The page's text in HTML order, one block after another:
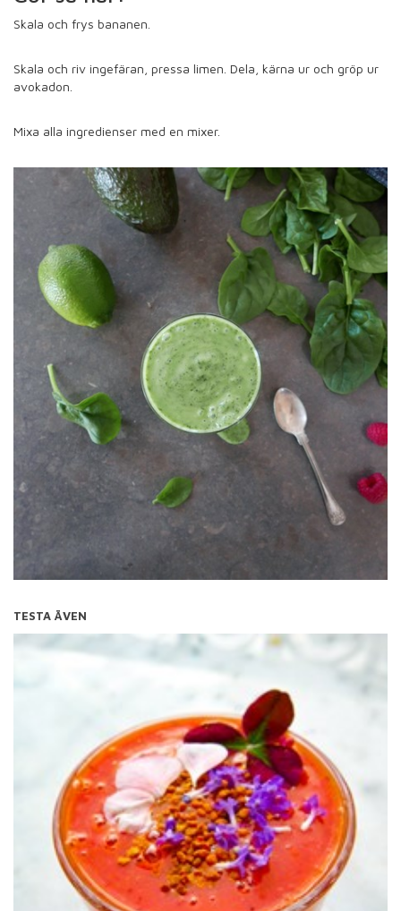
Skala och frys bananen.
Skala och riv ingefäran, pressa limen. Dela, kärna ur och gröp ur
avokadon.
Mixa alla ingredienser med en mixer.
TESTA ÄVEN